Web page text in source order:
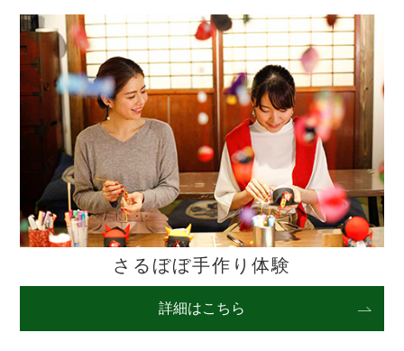
さるぼぼ手作り体験
詳細はこちら